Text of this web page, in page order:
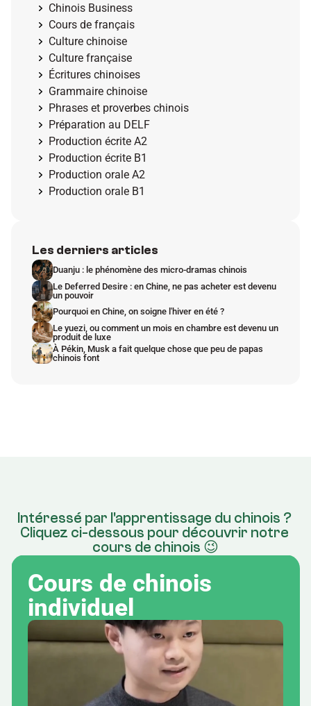
Chinois Business
Cours de français
Culture chinoise
Culture française
Écritures chinoises
Grammaire chinoise
Phrases et proverbes chinois
Préparation au DELF
Production écrite A2
Production écrite B1
Production orale A2
Production orale B1
Les derniers articles
Duanju : le phénomène des micro-dramas chinois
Le Deferred Desire : en Chine, ne pas acheter est devenu
un pouvoir
Pourquoi en Chine, on soigne l'hiver en été ?
Le yuezi, ou comment un mois en chambre est devenu un
produit de luxe
À Pékin, Musk a fait quelque chose que peu de papas
chinois font
Intéressé par l'apprentissage du chinois ?
Cliquez ci-dessous pour découvrir notre
cours de chinois 😉
Cours de chinois
individuel